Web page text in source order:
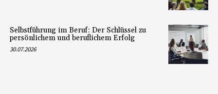
Selbstführung im Beruf: Der Schlüssel zu
persönlichem und beruflichem Erfolg
30.07.2026